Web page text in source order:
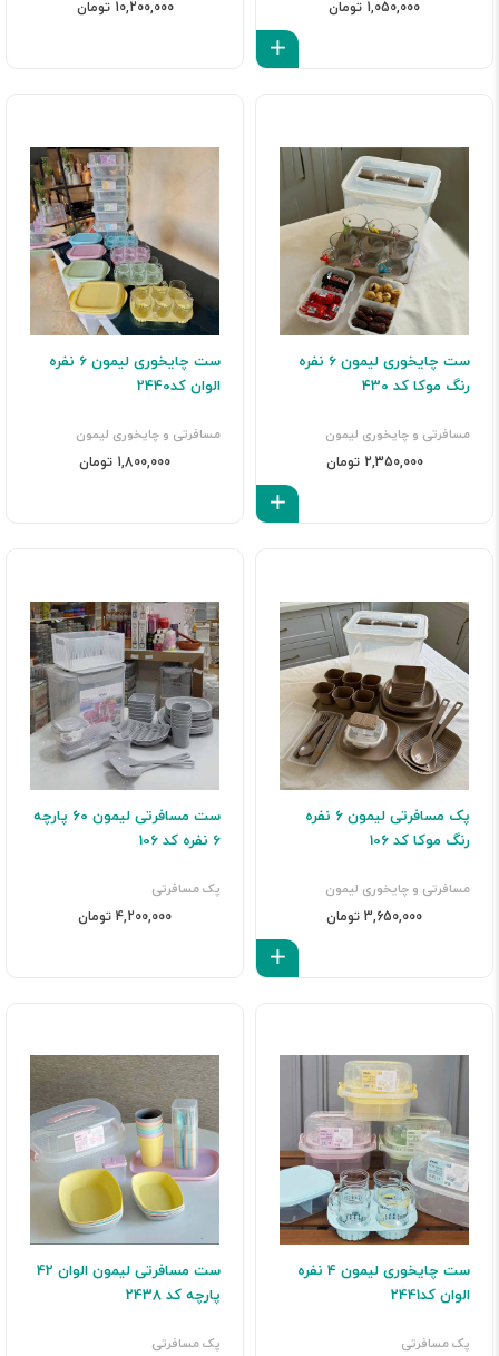
1,050,000 تومان
10,200,000 تومان
ست چایخوری لیمون 6 نفره
رنگ موکا کد 430
مسافرتی و چایخوری لیمون
2,350,000 تومان
ست چایخوری لیمون 6 نفره
الوان کد2440
مسافرتی و چایخوری لیمون
1,800,000 تومان
پک مسافرتی لیمون 6 نفره
رنگ موکا کد 106
مسافرتی و چایخوری لیمون
3,650,000 تومان
ست مسافرتی لیمون 60 پارچه
6 نفره کد 106
پک مسافرتی
4,200,000 تومان
ست چایخوری لیمون 4 نفره
الوان کد2441
پک مسافرتی
ست مسافرتی لیمون الوان 42
پارچه کد 2438
پک مسافرتی